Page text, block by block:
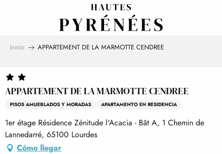
Inicio APPARTEMENT DE LA MARMOTTE CENDREE
APPARTEMENT DE LA MARMOTTE CENDREE
PISOS AMUEBLADOS Y MORADAS APARTAMENTO EN RESIDENCIA
1er étage Résidence Zénitude l'Acacia - Bât A, 1 Chemin de
Lannedarré, 65100 Lourdes
Cómo llegar